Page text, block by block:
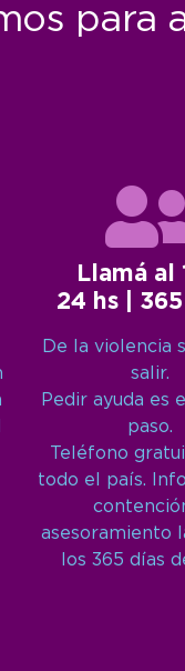
para
Llamá al
24 hs |
De la violencia
salir.
Pedir ayuda es
paso.
Teléfono
todo el país.
asesoramiento
los 365 días